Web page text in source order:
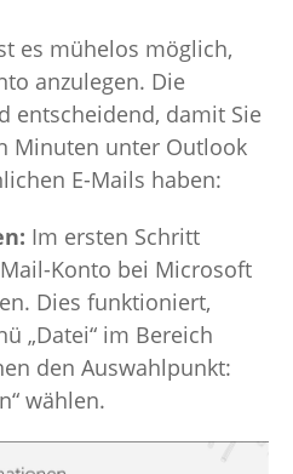
es mühelos möglich,
anzulegen. Die
entscheidend, damit Sie
Minuten unter Outlook
E-Mails haben:
Im ersten Schritt
Konto bei Microsoft
Dies funktioniert,
„Datei“ im Bereich
den Auswahlpunkt:
wählen.